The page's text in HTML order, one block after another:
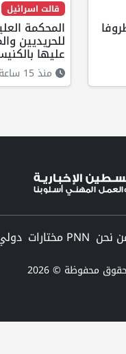
قالت اسرائيل
المحكمة
للحريديين
عليها
منذ 15 ساعة
نحن PNN مختارات
محفوظة © 2026